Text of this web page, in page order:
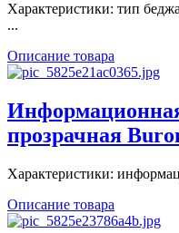
Характеристики: тип
...
Описание товара
прозрачная
Характеристики:
Описание товара